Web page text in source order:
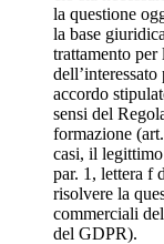
la questione
la base
trattamento per
accordo
sensi del
formazione
casi, il
par. 1, lettera f
risolvere la
commerciali
del GDPR).